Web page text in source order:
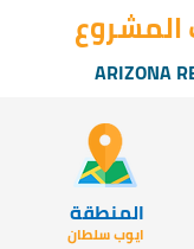
المنطقة
ايوب سلطان
ARIZONA